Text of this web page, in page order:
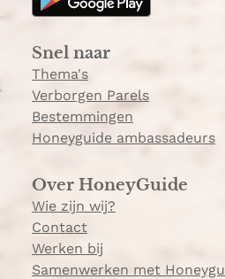
r
m
Snel naar
Thema's
Verborgen Parels
Bestemmingen
Honeyguide ambassadeurs
Over HoneyGuide
Wie zijn wij?
Contact
Werken bij
Samenwerken met